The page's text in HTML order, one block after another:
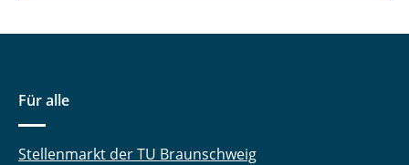
Für alle
Stellenmarkt der TU Braunschweig